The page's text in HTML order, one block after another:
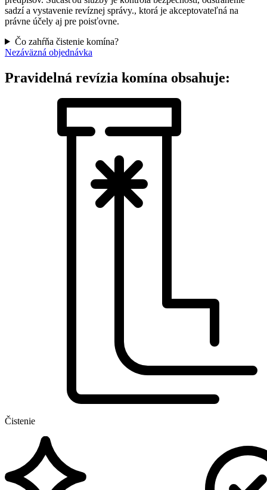
sadzí a vystavenie revíznej správy., ktorá je akceptovateľná na
právne účely aj pre poisťovne.
Čo zahŕňa čistenie komína?
Nezáväzná objednávka
Pravidelná revízia komína obsahuje:
Čistenie